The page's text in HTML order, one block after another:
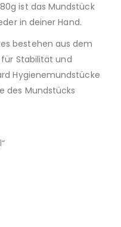
ist das Mundstück
in deiner Hand.
bestehen aus dem
für Stabilität und
Hygienemundstücke
des Mundstücks